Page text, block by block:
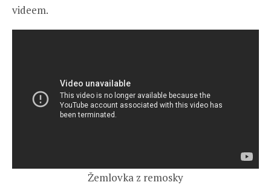
videem.
Žemlovka z remosky